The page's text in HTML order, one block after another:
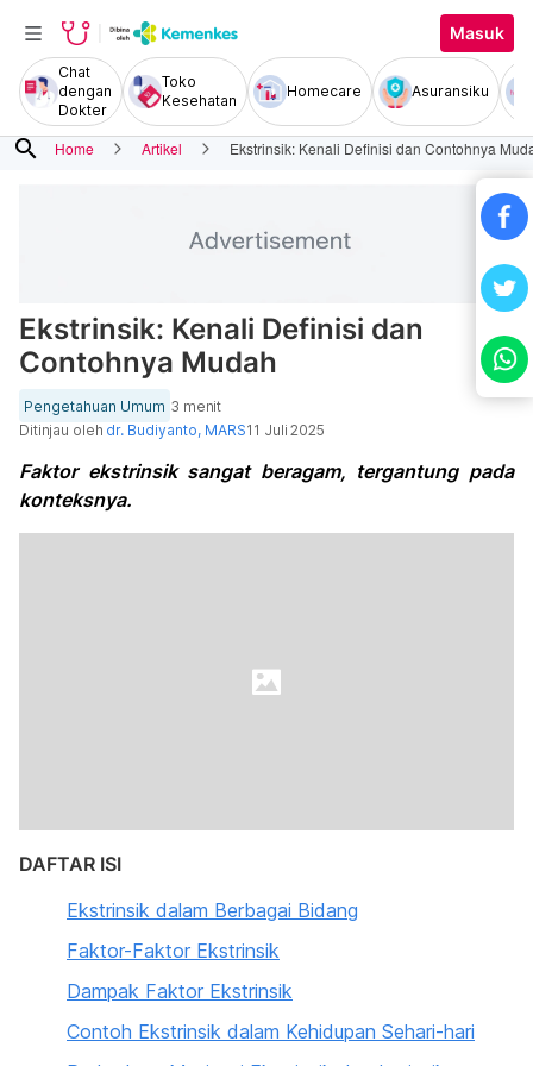
Masuk
Chat
dengan
Dokter
Toko
Kesehatan
Homecare Asuransiku
search Home Artikel Ekstrinsik: Kenali Definisi dan Contohnya
Ekstrinsik: Kenali Definisi dan
Contohnya Mudah
Pengetahuan Umum 3 menit
Ditinjau oleh dr. Budiyanto, MARS11 Juli 2025
Faktor ekstrinsik sangat beragam, tergantung pada
konteksnya.
DAFTAR ISI
Ekstrinsik dalam Berbagai Bidang
Faktor-Faktor Ekstrinsik
Dampak Faktor Ekstrinsik
Contoh Ekstrinsik dalam Kehidupan Sehari-hari